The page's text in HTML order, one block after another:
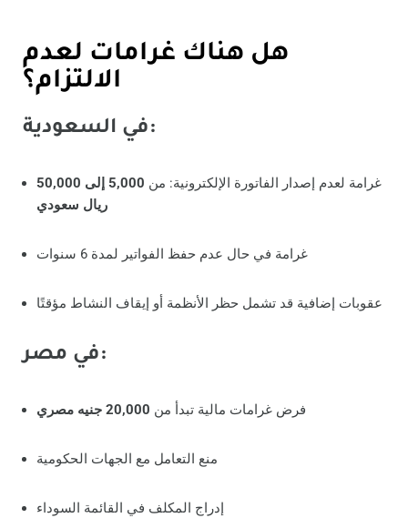
هل هناك غرامات لعدم
الالتزام؟
في السعودية:
غرامة لعدم إصدار الفاتورة الإلكترونية: من
5,000 إلى 50,000
ريال سعودي
غرامة في حال عدم حفظ الفواتير لمدة 6 سنوات
عقوبات إضافية قد تشمل حظر الأنظمة أو إيقاف النشاط مؤقتًا
في مصر:
فرض غرامات مالية تبدأ من 20,000 جنيه مصري
منع التعامل مع الجهات الحكومية
إدراج المكلف في القائمة السوداء